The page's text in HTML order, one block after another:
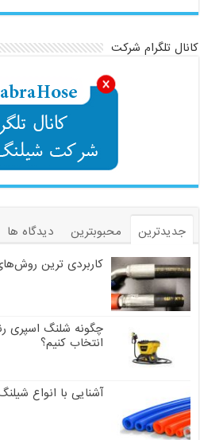
کانال تلگرام شرکت
جدیدترین محبوبترین دیدگاه ها
کاربردی ترین
چگونه شلنگ اسپری
انتخاب کنیم؟
آشنایی با انواع